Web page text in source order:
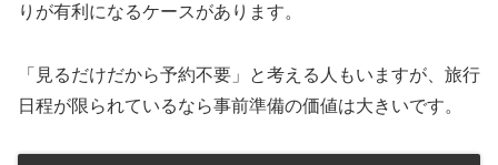
りが有利になるケースがあります。
「見るだけだから予約不要」と考える人もいますが、旅行
日程が限られているなら事前準備の価値は大きいです。